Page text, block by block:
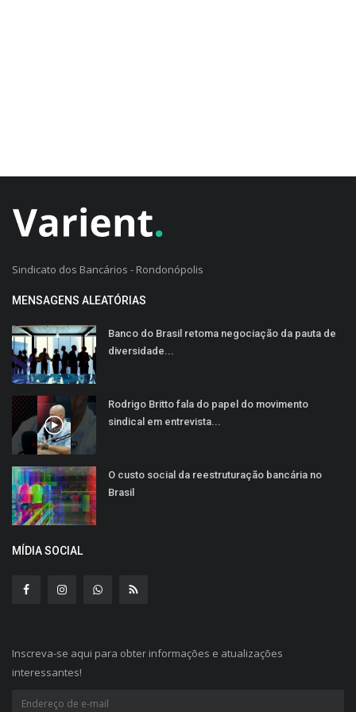
Sindicato dos Bancários - Rondonópolis
MENSAGENS ALEATÓRIAS
Banco do Brasil retoma negociação da pauta de
diversidade...
Rodrigo Britto fala do papel do movimento
sindical em entrevista...
O custo social da reestruturação bancária no
Brasil
MÍDIA SOCIAL
Inscreva-se aqui para obter informações e atualizações
interessantes!